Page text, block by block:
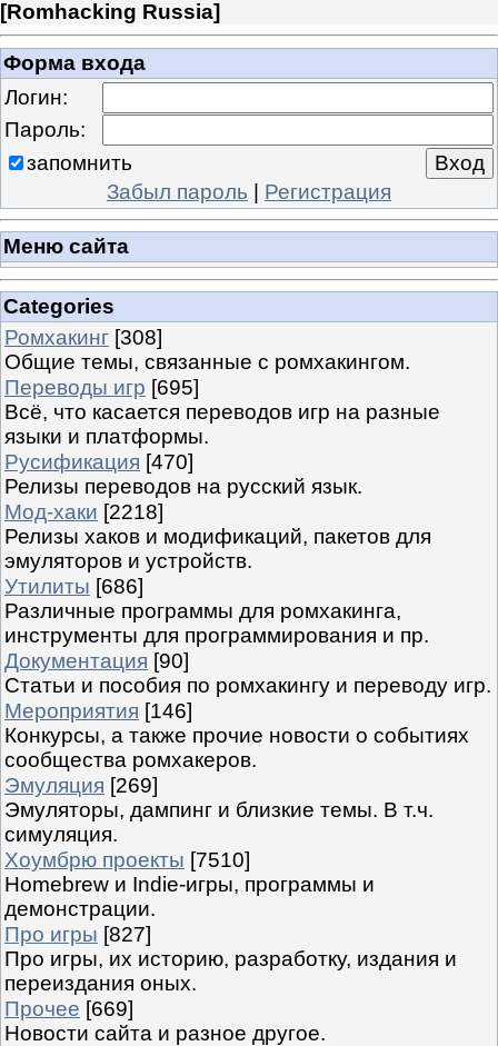
[Romhacking Russia]
Форма входа
Логин:
Пароль:
запомнить
Забыл пароль | Регистрация
Меню сайта
Categories
Ромхакинг [308]
Общие темы, связанные с ромхакингом.
Переводы игр [695]
Всё, что касается переводов игр на разные
языки и платформы.
Русификация [470]
Релизы переводов на русский язык.
Мод-хаки [2218]
Релизы хаков и модификаций, пакетов для
эмуляторов и устройств.
Утилиты [686]
Различные программы для ромхакинга,
инструменты для программирования и пр.
Документация [90]
Статьи и пособия по ромхакингу и переводу игр.
Мероприятия [146]
Конкурсы, а также прочие новости о событиях
сообщества ромхакеров.
Эмуляция [269]
Эмуляторы, дампинг и близкие темы. В т.ч.
симуляция.
Хоумбрю проекты [7510]
Homebrew и Indie-игры, программы и
демонстрации.
Про игры [827]
Про игры, их историю, разработку, издания и
переиздания оных.
Прочее [669]
Новости сайта и разное другое.